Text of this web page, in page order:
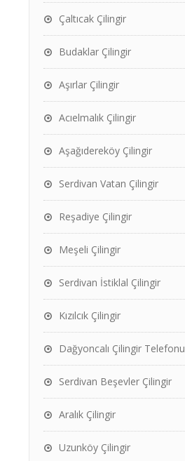
Çaltıcak Çilingir
Budaklar Çilingir
Aşırlar Çilingir
Acıelmalık Çilingir
Aşağıdereköy Çilingir
Serdivan Vatan Çilingir
Reşadiye Çilingir
Meşeli Çilingir
Serdivan İstiklal Çilingir
Kızılcık Çilingir
Dağyoncalı Çilingir Telefonu
Serdivan Beşevler Çilingir
Aralık Çilingir
Uzunköy Çilingir